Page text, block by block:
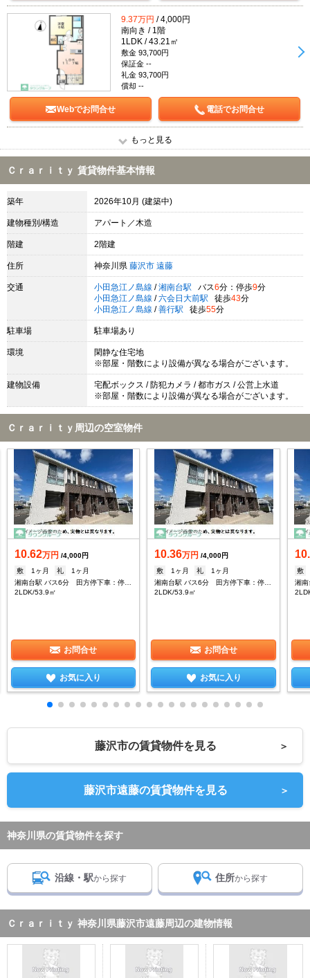
9.37万円 / 4,000円
南向き / 1階
1LDK / 43.21㎡
敷金 93,700円
保証金 --
礼金 93,700円
償却 --
Webでお問合せ 電話でお問合せ
もっと見る
Ｃｒａｒｉｔｙ 賃貸物件基本情報
築年 2026年10月 (建築中)
建物種別/構造 アパート／木造
階建 2階建
住所 神奈川県 藤沢市 遠藤
交通 小田急江ノ島線 / 湘南台駅 バス6分：停歩9分
小田急江ノ島線 / 六会日大前駅 徒歩43分
小田急江ノ島線 / 善行駅 徒歩55分
駐車場 駐車場あり
環境
閑静な住宅地
※部屋・階数により設備が異なる場合がございます。
建物設備
宅配ボックス / 防犯カメラ / 都市ガス / 公営上水道
※部屋・階数により設備が異なる場合がございます。
Ｃｒａｒｉｔｙ周辺の空室物件
10.62万円 /4,000円
敷
1ヶ月 礼
1ヶ月
湘南台駅 バス6分 田方停下車：停歩9分
2LDK/53.9㎡
お問合せ
お気に入り
10.36万円 /4,000円
敷
1ヶ月 礼
1ヶ月
2LDK/53.9㎡
お問合せ
お気に入り
敷
藤沢市の賃貸物件を見る ＞
藤沢市遠藤の賃貸物件を見る ＞
神奈川県の賃貸物件を探す
沿線・駅から探す 住所から探す
Ｃｒａｒｉｔｙ 神奈川県藤沢市遠藤周辺の建物情報